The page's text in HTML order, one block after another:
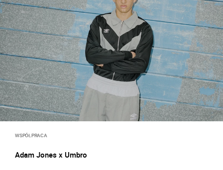
WSPÓŁPRACA
Adam Jones x Umbro